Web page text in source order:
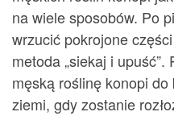
na wiele sposobów. Po
wrzucić pokrojone
metoda „siekaj i
męską roślinę konopi
ziemi, gdy zostanie